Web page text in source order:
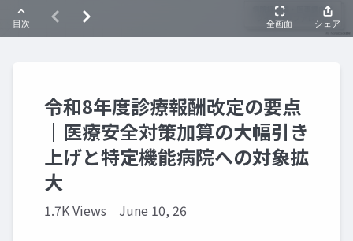
令和8年度診療報酬改定の要点
｜医療安全対策加算の大幅引き
上げと特定機能病院への対象拡
大
1.7K Views June 10, 26